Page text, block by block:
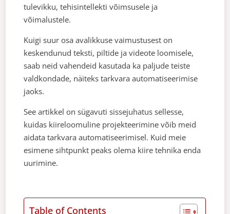
tulevikku, tehisintellekti võimsusele ja
võimalustele.
Kuigi suur osa avalikkuse vaimustusest on
keskendunud teksti, piltide ja videote loomisele,
saab neid vahendeid kasutada ka paljude teiste
valdkondade, näiteks tarkvara automatiseerimise
jaoks.
See artikkel on sügavuti sissejuhatus sellesse,
kuidas kiireloomuline projekteerimine võib meid
aidata tarkvara automatiseerimisel. Kuid meie
esimene sihtpunkt peaks olema kiire tehnika enda
uurimine.
Table of Contents